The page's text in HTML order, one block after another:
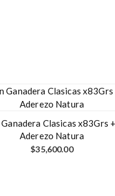
Clasicas x83Grs
Aderezo Natura
$35,600.00